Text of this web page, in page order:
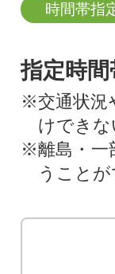
時間帯指
指定時
※交通状況
けできな
※離島・一
うことが